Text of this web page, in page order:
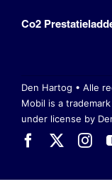
Co2
Den Hartog • Alle
Mobil is a
under license by